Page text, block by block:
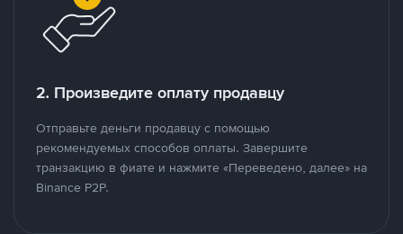
2. Произведите оплату продавцу
Отправьте деньги продавцу с помощью
рекомендуемых способов оплаты. Завершите
транзакцию в фиате и нажмите «Переведено, далее» на
Binance P2P.